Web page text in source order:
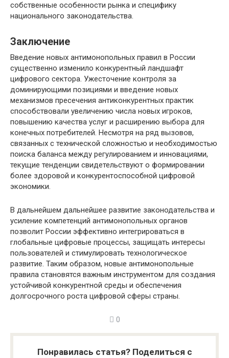
собственные особенности рынка и специфику
национального законодательства.
Заключение
Введение новых антимонопольных правил в России
существенно изменило конкурентный ландшафт
цифрового сектора. Ужесточение контроля за
доминирующими позициями и введение новых
механизмов пресечения антиконкурентных практик
способствовали увеличению числа новых игроков,
повышению качества услуг и расширению выбора для
конечных потребителей. Несмотря на ряд вызовов,
связанных с технической сложностью и необходимостью
поиска баланса между регулированием и инновациями,
текущие тенденции свидетельствуют о формировании
более здоровой и конкурентоспособной цифровой
экономики.
В дальнейшем дальнейшее развитие законодательства и
усиление компетенций антимонопольных органов
позволит России эффективно интегрироваться в
глобальные цифровые процессы, защищать интересы
пользователей и стимулировать технологическое
развитие. Таким образом, новые антимонопольные
правила становятся важным инструментом для создания
устойчивой конкурентной среды и обеспечения
долгосрочного роста цифровой сферы страны.
0
Понравилась статья? Поделиться с